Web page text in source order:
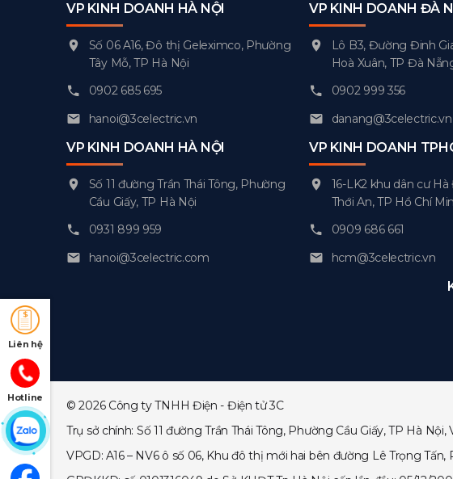
Liên hệ
Hotline
VP KINH DOANH HÀ NỘI
Số 06 A16, Đô thị Geleximco, Phường
Tây Mỗ, TP Hà Nội
0902 685 695
hanoi@3celectric.vn
VP KINH DOANH HÀ NỘI
Số 11 đường Trần Thái Tông, Phường
Cầu Giấy, TP Hà Nội
0931 899 959
hanoi@3celectric.com
VP KINH DOANH ĐÀ
Lô B3, Đường Đinh
Hoà Xuân, TP Đà
0902 999 356
danang@3celectric.vn
VP KINH DOANH
16-LK2 khu dân cư
Thới An, TP Hồ Chí
0909 686 661
hcm@3celectric.vn
© 2026 Công ty TNHH Điện - Điện tử 3C
Trụ sở chính: Số 11 đường Trần Thái Tông, Phường Cầu Giấy, TP Hà Nội,
VPGD: A16 – NV6 ô số 06, Khu đô thị mới hai bên đường Lê Trọng